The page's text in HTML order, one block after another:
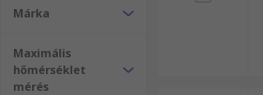
Márka
Maximális
hőmérséklet
mérés